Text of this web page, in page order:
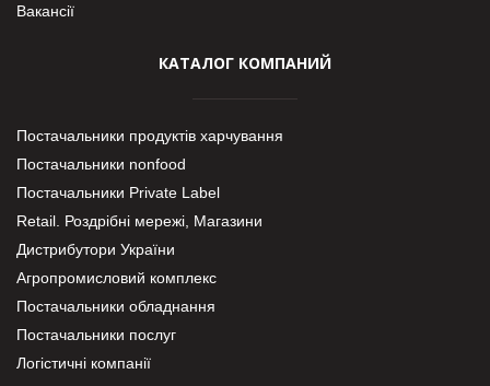
Вакансії
КАТАЛОГ КОМПАНИЙ
Постачальники продуктів харчування
Постачальники nonfood
Постачальники Private Label
Retail. Роздрібні мережі, Магазини
Дистрибутори України
Агропромисловий комплекс
Постачальники обладнання
Постачальники послуг
Логістичні компанії